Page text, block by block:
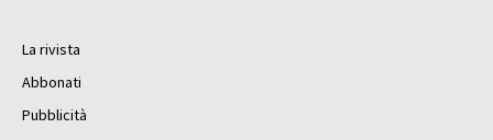
La rivista
Abbonati
Pubblicità